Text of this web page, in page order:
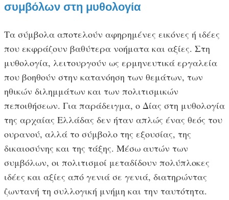
συμβόλων στη μυθολογία
Τα σύμβολα αποτελούν αφηρημένες εικόνες ή ιδέες
που εκφράζουν βαθύτερα νοήματα και αξίες. Στη
μυθολογία, λειτουργούν ως ερμηνευτικά εργαλεία
που βοηθούν στην κατανόηση των θεμάτων, των
ηθικών διλημμάτων και των πολιτισμικών
πεποιθήσεων. Για παράδειγμα, ο Δίας στη μυθολογία
της αρχαίας Ελλάδας δεν ήταν απλώς ένας θεός του
ουρανού, αλλά το σύμβολο της εξουσίας, της
δικαιοσύνης και της τάξης. Μέσω αυτών των
συμβόλων, οι πολιτισμοί μεταδίδουν πολύπλοκες
ιδέες και αξίες από γενιά σε γενιά, διατηρώντας
ζωντανή τη συλλογική μνήμη και την ταυτότητα.